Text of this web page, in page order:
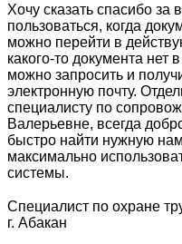
Хочу сказать спасибо за
пользоваться, когда
можно перейти в
какого-то документа нет
можно запросить и
электронную почту.
специалисту по
Валерьевне, всегда
быстро найти нужную
максимально
системы.
Специалист по охране
г. Абакан